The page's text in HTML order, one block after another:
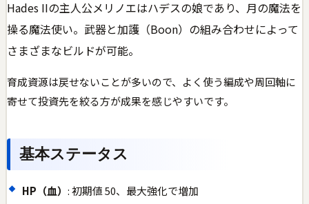
Hades IIの主人公メリノエはハデスの娘であり、月の魔法を
操る魔法使い。武器と加護（Boon）の組み合わせによって
さまざまなビルドが可能。
育成資源は戻せないことが多いので、よく使う編成や周回軸に
寄せて投資先を絞る方が成果を感じやすいです。
基本ステータス
HP（血） : 初期値 50、最大強化で増加